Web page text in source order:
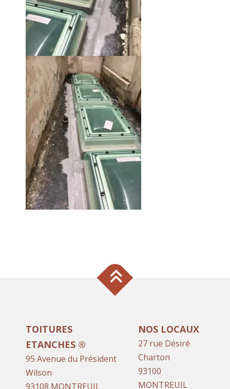
TOITURES
ETANCHES ®
95 Avenue du Président
Wilson
93108 MONTREUIL
NOS LOCAUX
27 rue Désiré
Charton
93100
MONTREUIL